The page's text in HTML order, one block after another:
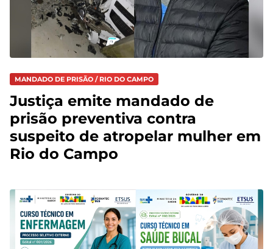
MANDADO DE PRISÃO / RIO DO CAMPO
Justiça emite mandado de
prisão preventiva contra
suspeito de atropelar mulher em
Rio do Campo